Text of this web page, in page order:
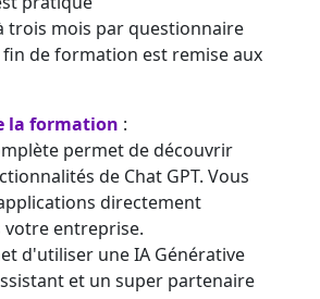
trois mois par questionnaire
de formation est remise aux
la formation :
permet de découvrir
de Chat GPT. Vous
directement
entreprise.
d'utiliser une IA Générative
et un super partenaire